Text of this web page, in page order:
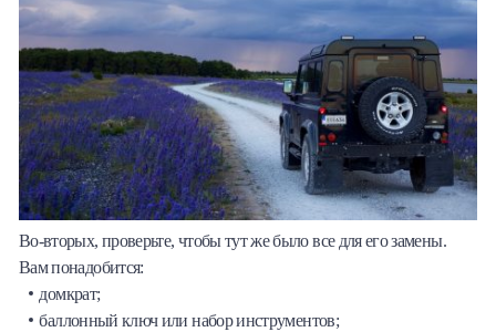
Во-вторых, проверьте, чтобы тут же было все для его замены.
Вам понадобится:
домкрат;
баллонный ключ или набор инструментов;